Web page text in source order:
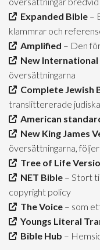
Expanded Bible –
klammrar och
Amplified – Den
New International
översättningarna
Complete Jewish
translittererade
American
New King James
översättningarna,
Tree of Life
NET Bible – Stort
copyright policy
The Voice – som
Youngs Literal
Bible Hub –